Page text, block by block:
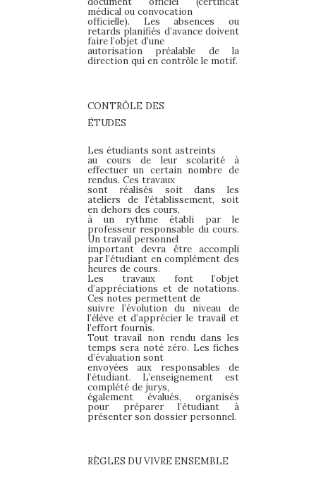
médical ou convocation
officielle). Les absences ou
retards planifiés d’avance doivent
faire l’objet d’une
autorisation préalable de la
direction qui en contrôle le motif.
CONTRÔLE DES
ÉTUDES
Les étudiants sont astreints
au cours de leur scolarité à
effectuer un certain nombre de
rendus. Ces travaux
sont réalisés soit dans les
ateliers de l’établissement, soit
en dehors des cours,
à un rythme établi par le
professeur responsable du cours.
Un travail personnel
important devra être accompli
par l’étudiant en complément des
heures de cours.
Les travaux font l’objet
d’appréciations et de notations.
Ces notes permettent de
suivre l’évolution du niveau de
l’élève et d’apprécier le travail et
l’effort fournis.
Tout travail non rendu dans les
temps sera noté zéro. Les fiches
d’évaluation sont
envoyées aux responsables de
l’étudiant. L’enseignement est
complété de jurys,
également évalués, organisés
pour préparer l’étudiant à
présenter son dossier personnel.
RÈGLES DUVIVRE ENSEMBLE